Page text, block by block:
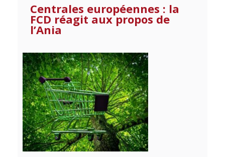
Centrales européennes : la
FCD réagit aux propos de
l’Ania